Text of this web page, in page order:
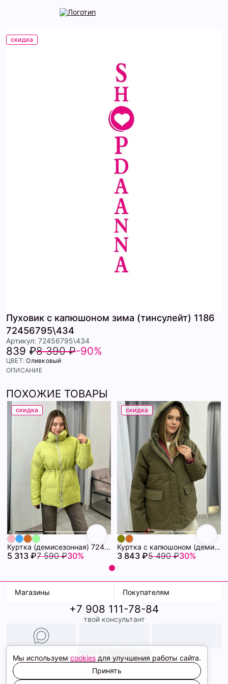
скидка
Пуховик с капюшоном зима (тинсулейт) 1186
72456795\434
Артикул: 72456795\434
839 ₽8 390 ₽-90%
ЦВЕТ:Оливковый
ОПИСАНИЕ
ПОХОЖИЕ ТОВАРЫ
скидка
Куртка (демисезонная) 72462280\26
5 313 ₽7 590 ₽30%
скидка
Куртка с капюшоном (демисезонная) 72462086\434
3 843 ₽5 490 ₽30%
Магазины
ТК Терминал
ТРК Континент
Покупателям
Доставка
Условия оплаты
Образы
+7 908 111-78-84
твой консультант
Политика конфиденциальности
Соглашение cookie
Сайт создали
Мы используем cookies для улучшения работы сайта.
Принять